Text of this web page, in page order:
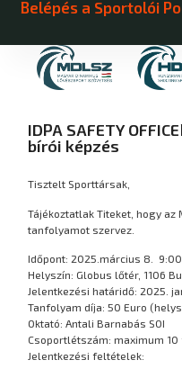
Belépés a Sportolói
IDPA SAFETY
bírói képzés
Tisztelt Sporttársak,
Tájékoztatlak Titeket, hogy az
tanfolyamot szervez.
Időpont: 2025.március 8.
Helyszín: Globus lőtér, 1106
Jelentkezési határidő: 2025.
Tanfolyam díja: 50 Euro
Oktató: Antali Barnabás SOI
Csoportlétszám: maximum 10
Jelentkezési feltételek: